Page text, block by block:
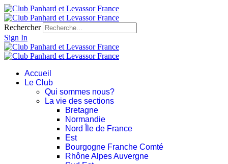
Rechercher
Sign In
Accueil
Le Club
Qui sommes nous?
La vie des sections
Bretagne
Normandie
Nord Île de France
Est
Bourgogne Franche Comté
Rhône Alpes Auvergne